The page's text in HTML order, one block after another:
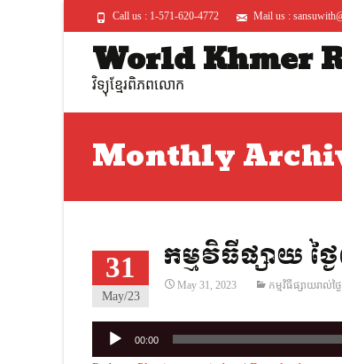
Call us : 1-571-620-4772 Mail us :
World Khmer
វិទ្យុខ្មែរពិភពលោក
Monthly
31
May/23
កម្មវិធីផ្សាយ ថ្ង
May 31, 2023 កម្មវិធីផ្សាយរាល់ថ្ងៃ
Audio
Player
00:00